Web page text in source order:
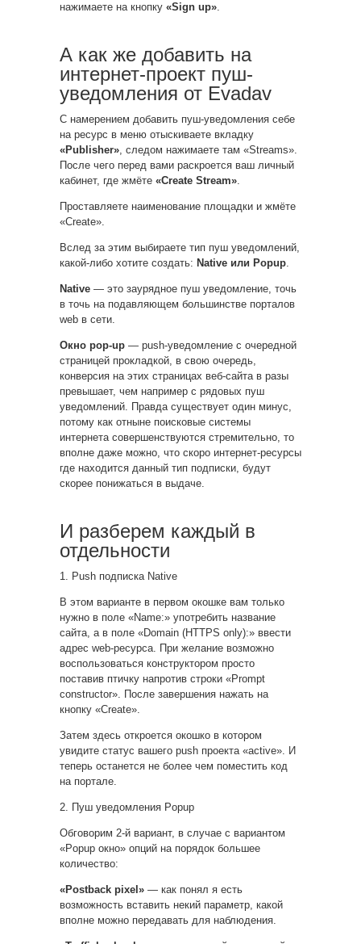
нажимаете на кнопку «Sign up».
А как же добавить на
интернет-проект пуш-
уведомления от Evadav
С намерением добавить пуш-уведомления себе
на ресурс в меню отыскиваете вкладку
«Publisher», следом нажимаете там «Streams».
После чего перед вами раскроется ваш личный
кабинет, где жмёте «Create Stream».
Проставляете наименование площадки и жмёте
«Create».
Вслед за этим выбираете тип пуш уведомлений,
какой-либо хотите создать: Native или Popup.
Native — это заурядное пуш уведомление, точь
в точь на подавляющем большинстве порталов
web в сети.
Окно pop-up — push-уведомление с очередной
страницей прокладкой, в свою очередь,
конверсия на этих страницах веб-сайта в разы
превышает, чем например с рядовых пуш
уведомлений. Правда существует один минус,
потому как отныне поисковые системы
интернета совершенствуются стремительно, то
вполне даже можно, что скоро интернет-ресурсы
где находится данный тип подписки, будут
скорее понижаться в выдаче.
И разберем каждый в
отдельности
1. Push подписка Native
В этом варианте в первом окошке вам только
нужно в поле «Name:» употребить название
сайта, а в поле «Domain (HTTPS only):» ввести
адрес web-ресурса. При желание возможно
воспользоваться конструктором просто
поставив птичку напротив строки «Prompt
constructor». После завершения нажать на
кнопку «Create».
Затем здесь откроется окошко в котором
увидите статус вашего push проекта «active». И
теперь останется не более чем поместить код
на портале.
2. Пуш уведомления Popup
Обговорим 2-й вариант, в случае с вариантом
«Popup окно» опций на порядок большее
количество:
«Postback pixel» — как понял я есть
возможность вставить некий параметр, какой
вполне можно передавать для наблюдения.